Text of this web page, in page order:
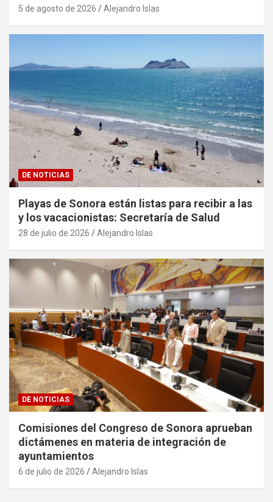
5 de agosto de 2026 Alejandro Islas
DE NOTICIAS
Playas de Sonora están listas para recibir a las
y los vacacionistas: Secretaría de Salud
28 de julio de 2026 Alejandro Islas
DE NOTICIAS
Comisiones del Congreso de Sonora aprueban
dictámenes en materia de integración de
ayuntamientos
6 de julio de 2026 Alejandro Islas